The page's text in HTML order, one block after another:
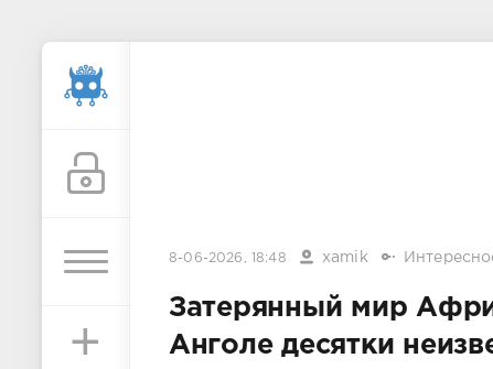
+
8-06-2026, 18:48 xamik
Затерянный мир
Анголе десятки